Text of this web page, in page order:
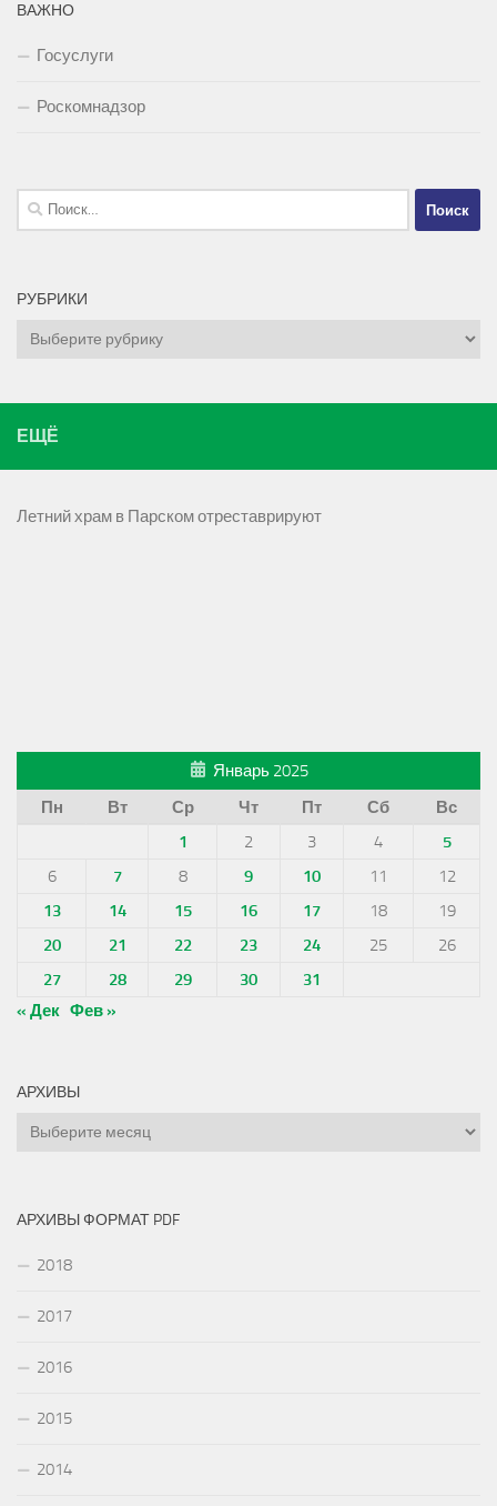
ВАЖНО
Госуслуги
Роскомнадзор
Найти:
РУБРИКИ
Рубрики
ЕЩЁ
Летний храм в Парском отреставрируют
Январь 2025
Пн
Вт Ср Чт Пт Сб
Вс
1
2 3 4
5
6
7 8 9 10 11
12
13
14 15 16 17 18
19
20
21 22 23 24 25
26
27
28 29 30
31
« Дек Фев »
АРХИВЫ
Архивы
АРХИВЫ ФОРМАТ PDF
2018
2017
2016
2015
2014